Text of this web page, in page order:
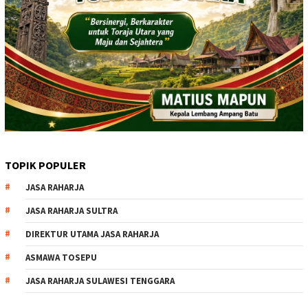
TOPIK POPULER
JASA RAHARJA
JASA RAHARJA SULTRA
DIREKTUR UTAMA JASA RAHARJA
ASMAWA TOSEPU
JASA RAHARJA SULAWESI TENGGARA